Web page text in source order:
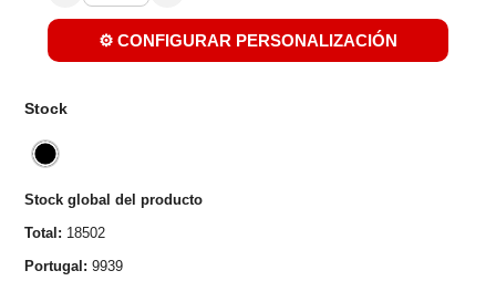
⚙️ CONFIGURAR PERSONALIZACIÓN
Stock
Stock global del producto
Total: 18502
Portugal: 9939